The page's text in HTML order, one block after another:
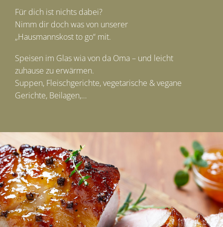
Für dich ist nichts dabei?
Nimm dir doch was von unserer
„Hausmannskost to go“ mit.
Speisen im Glas wia von da Oma – und leicht
zuhause zu erwärmen.
Suppen, Fleischgerichte, vegetarische & vegane
Gerichte, Beilagen,…